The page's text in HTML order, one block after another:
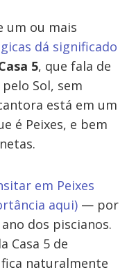
um ou mais
dá significado
5, que fala de
Sol, sem
está em um
é Peixes, e bem
em Peixes
aqui) — por
dos piscianos.
Casa 5 de
naturalmente